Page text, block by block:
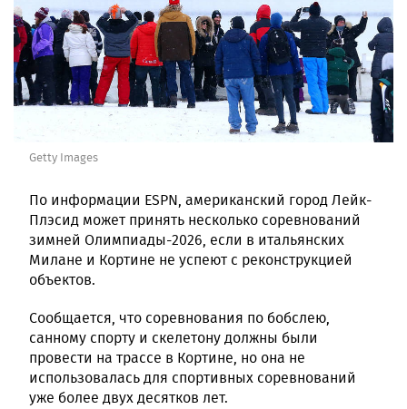
Getty Images
По информации ESPN, американский город Лейк-
Плэсид может принять несколько соревнований
зимней Олимпиады-2026, если в итальянских
Милане и Кортине не успеют с реконструкцией
объектов.
Сообщается, что соревнования по бобслею,
санному спорту и скелетону должны были
провести на трассе в Кортине, но она не
использовалась для спортивных соревнований
уже более двух десятков лет.